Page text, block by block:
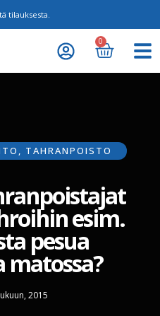
tilauksesta.
0
, TAHRANPOISTO
esim.
pesua
matossa?
2015